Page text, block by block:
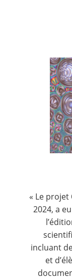
Qui sommes
Nous suivre
« Le projet
2024, a
incluant
et